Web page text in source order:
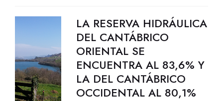
LA RESERVA HIDRÁULICA
DEL CANTÁBRICO
ORIENTAL SE
ENCUENTRA AL 83,6% Y
LA DEL CANTÁBRICO
OCCIDENTAL AL 80,1%